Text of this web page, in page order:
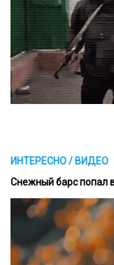
ИНТЕРЕСНО / ВИДЕО
Снежный барс попал